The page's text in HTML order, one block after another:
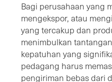
Bagi perusahaan yang
mengekspor, atau
yang tercakup dan
menimbulkan
kepatuhan yang
pedagang harus
pengiriman bebas dari